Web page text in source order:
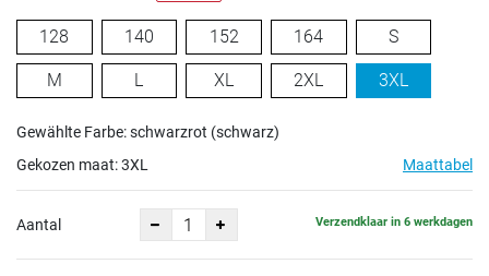
128 140 152 164 S
M L XL 2XL 3XL
Gewählte Farbe: schwarzrot (schwarz)
Gekozen maat:3XL Maattabel
Aantal Verzendklaar in 6 werkdagen